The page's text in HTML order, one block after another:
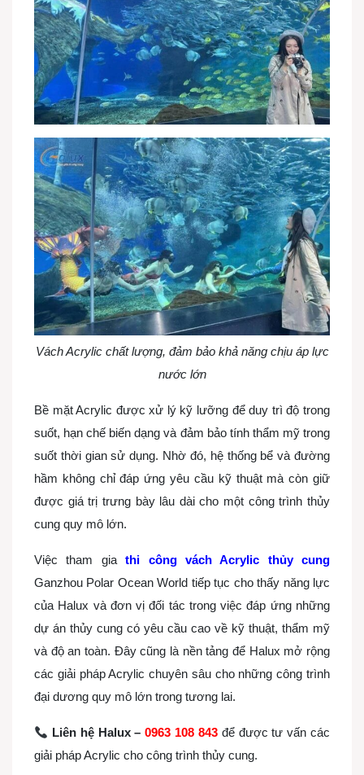
Vách Acrylic chất lượng, đảm bảo khả năng chịu áp lực
nước lớn
Bề mặt Acrylic được xử lý kỹ lưỡng để duy trì độ trong
suốt, hạn chế biến dạng và đảm bảo tính thẩm mỹ trong
suốt thời gian sử dụng. Nhờ đó, hệ thống bể và đường
hầm không chỉ đáp ứng yêu cầu kỹ thuật mà còn giữ
được giá trị trưng bày lâu dài cho một công trình thủy
cung quy mô lớn.
Việc tham giathi công vách Acrylic thủy cung
Ganzhou Polar Ocean World tiếp tục cho thấy năng lực
của Halux và đơn vị đối tác trong việc đáp ứng những
dự án thủy cung có yêu cầu cao về kỹ thuật, thẩm mỹ
và độ an toàn. Đây cũng là nền tảng để Halux mở rộng
các giải pháp Acrylic chuyên sâu cho những công trình
đại dương quy mô lớn trong tương lai.
Liên hệ Halux –0963 108 843để được tư vấn các
giải pháp Acrylic cho công trình thủy cung.